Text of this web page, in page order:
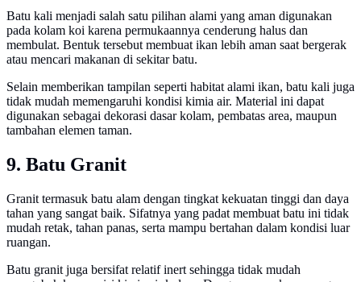
Batu kali menjadi salah satu pilihan alami yang aman digunakan
pada kolam koi karena permukaannya cenderung halus dan
membulat. Bentuk tersebut membuat ikan lebih aman saat bergerak
atau mencari makanan di sekitar batu.
Selain memberikan tampilan seperti habitat alami ikan, batu kali juga
tidak mudah memengaruhi kondisi kimia air. Material ini dapat
digunakan sebagai dekorasi dasar kolam, pembatas area, maupun
tambahan elemen taman.
9. Batu Granit
Granit termasuk batu alam dengan tingkat kekuatan tinggi dan daya
tahan yang sangat baik. Sifatnya yang padat membuat batu ini tidak
mudah retak, tahan panas, serta mampu bertahan dalam kondisi luar
ruangan.
Batu granit juga bersifat relatif inert sehingga tidak mudah